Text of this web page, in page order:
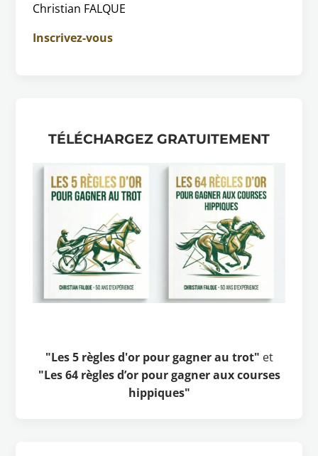
Christian FALQUE
Inscrivez-vous
TÉLÉCHARGEZ GRATUITEMENT
"Les 5 règles d'or pour gagner au trot" et
"Les 64 règles d’or pour gagner aux courses
hippiques"